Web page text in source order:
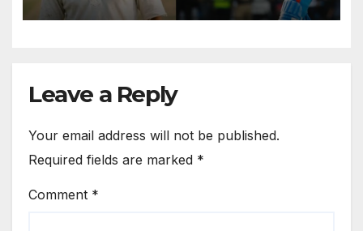
Leave a Reply
Your email address will not be published.
Required fields are marked *
Comment *